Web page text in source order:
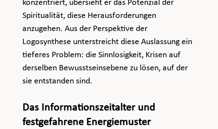
konzentriert, übersieht er das Potenzial der
Spiritualität, diese Herausforderungen
anzugehen. Aus der Perspektive der
Logosynthese unterstreicht diese Auslassung ein
tieferes Problem: die Sinnlosigkeit, Krisen auf
derselben Bewusstseinsebene zu lösen, auf der
sie entstanden sind.
Das Informationszeitalter und
festgefahrene Energiemuster